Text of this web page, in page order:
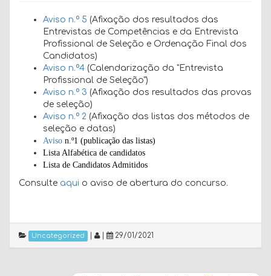
Aviso n.º 5 (Afixação dos resultados das
Entrevistas de Competências e da Entrevista
Profissional de Seleção e Ordenação Final dos
Candidatos)
Aviso n.º4 (Calendarização da "Entrevista
Profissional de Seleção")
Aviso n.º 3 (Afixação dos resultados das provas
de seleção)
Aviso n.º 2 (Afixação das listas dos métodos de
seleção e datas)
Aviso n.º1 (publicação das listas)
Lista Alfabética de candidatos
Lista de Candidatos Admitidos
Consulte aqui o aviso de abertura do concurso.
Uncategorized 29/01/2021